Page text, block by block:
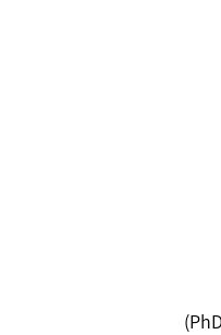
אני נופר, בעלת תואר שני (M.A) בפסיכולוגיה קלינית מטעם אוניברסיטת תל-אביב. ובעלת תואר שני (M.A) ודוקטורט (PhD)